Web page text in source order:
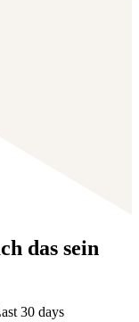
das sein
30 days